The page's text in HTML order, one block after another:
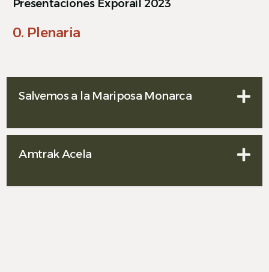
Presentaciones Exporail 2023
0. Plenaria
Salvemos a la Mariposa Monarca
Amtrak Acela
Español